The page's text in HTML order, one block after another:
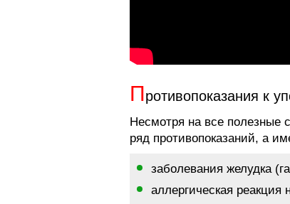
Противопоказания к
Несмотря на все полезные
ряд противопоказаний, а
заболевания желудка
аллергическая реакция